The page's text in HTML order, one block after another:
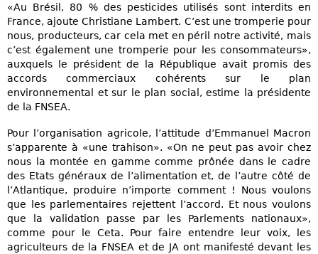
«Au Brésil, 80 % des pesticides utilisés sont interdits en
France, ajoute Christiane Lambert. C’est une tromperie pour
nous, producteurs, car cela met en péril notre activité, mais
c’est également une tromperie pour les consommateurs»,
auxquels le président de la République avait promis des
accords commerciaux cohérents sur le plan
environnemental et sur le plan social, estime la présidente
de la FNSEA.
Pour l’organisation agricole, l’attitude d’Emmanuel Macron
s’apparente à «une trahison». «On ne peut pas avoir chez
nous la montée en gamme comme prônée dans le cadre
des Etats généraux de l’alimentation et, de l’autre côté de
l’Atlantique, produire n’importe comment ! Nous voulons
que les parlementaires rejettent l’accord. Et nous voulons
que la validation passe par les Parlements nationaux»,
comme pour le Ceta. Pour faire entendre leur voix, les
agriculteurs de la FNSEA et de JA ont manifesté devant les